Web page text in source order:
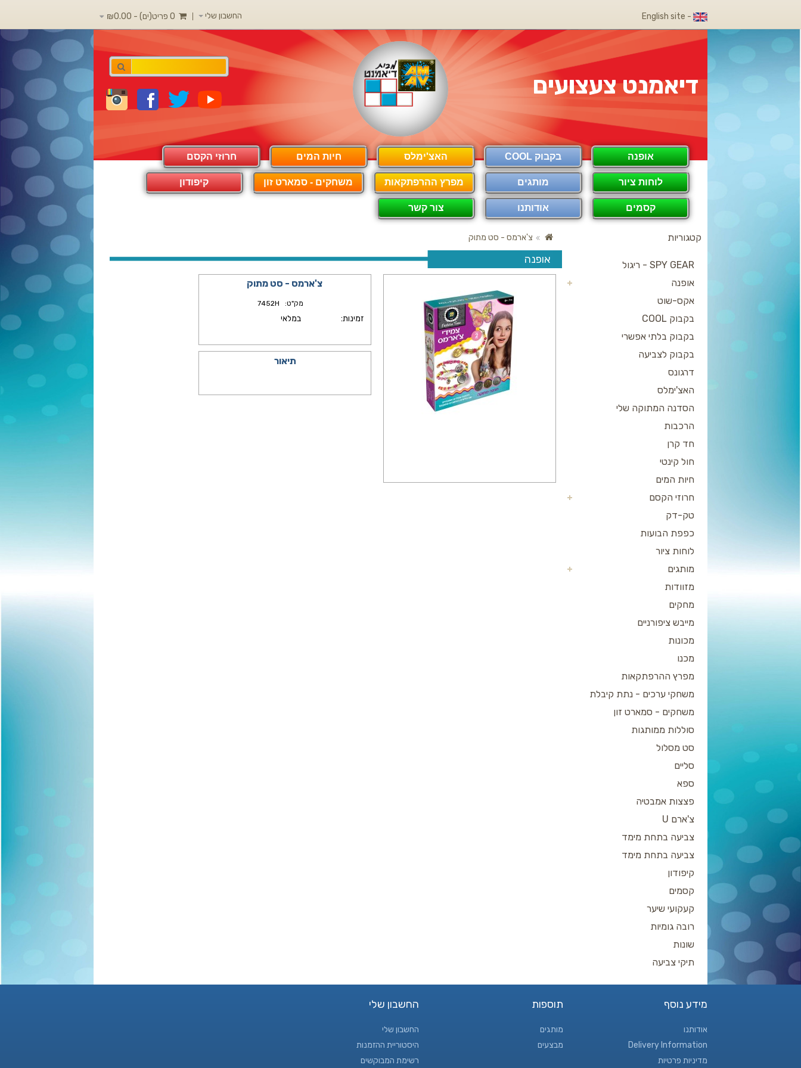
- English site החשבון שלי
דיאמנט צעצועים
אופנה בקבוק COOL האצ'ימלס חיות המים חרוזי הקסם
לוחות ציור מותגים מפרץ ההרפתקאות משחקים - סמארט זון קיפודון
קסמים אודותנו צור קשר
קטגוריות
SPY GEAR - ריגול
אופנה
אקס-שוט
בקבוק COOL
בקבוק בלתי אפשרי
בקבוק לצביעה
דרגונס
האצ'ימלס
הסדנה המתוקה שלי
הרכבות
חד קרן
חול קינטי
חיות המים
חרוזי הקסם
טק-דק
כפפת הבועות
לוחות ציור
מותגים
מזוודות
מחקים
מייבש ציפורניים
מכונות
מכנו
מפרץ ההרפתקאות
משחקי ערכים - נתת קיבלת
משחקים - סמארט זון
סוללות ממותגות
סט מסלול
סליים
ספא
פצצות אמבטיה
צ'ארם U
צביעה בתחת מימד
צביעה בתחת מימד
קיפודון
קסמים
קעקועי שיער
רובה גומיות
שונות
תיקי צביעה
צ'ארמס - סט מתוק
אופנה
צ'ארמס - סט מתוק
מק"ט: 7452H
זמינות: במלאי
תיאור
מידע נוסף
אודותנו
Delivery Information
מדיניות פרטיות
תוספות
מותגים
מבצעים
החשבון שלי
החשבון שלי
היסטוריית ההזמנות
רשימת המבוקשים